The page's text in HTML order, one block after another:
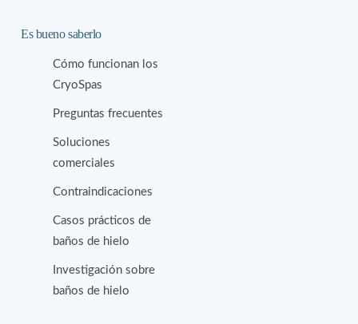
Es bueno saberlo
Cómo funcionan los
CryoSpas
Preguntas frecuentes
Soluciones
comerciales
Contraindicaciones
Casos prácticos de
baños de hielo
Investigación sobre
baños de hielo